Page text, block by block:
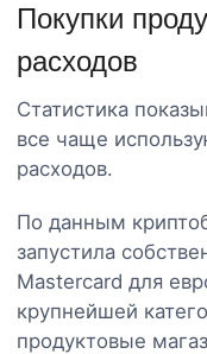
Покупки
расходов
Статистика
все чаще
расходов.
По данным
запустила
Mastercard для
крупнейшей
продуктовые